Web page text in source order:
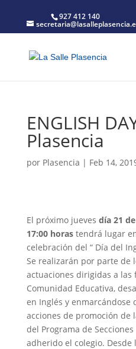
927 412 140
ENGLISH
Plasencia
por Plasencia | Feb 14,
El próximo jueves día 21
17:00 horastendrá lugar
celebración del “ Día del
Se realizarán por parte de
actuaciones dirigidas a
Comunidad Educativa,
en Inglés y enmarcándose
acciones de promoción de
del Programa de
adherido el colegio. Desde